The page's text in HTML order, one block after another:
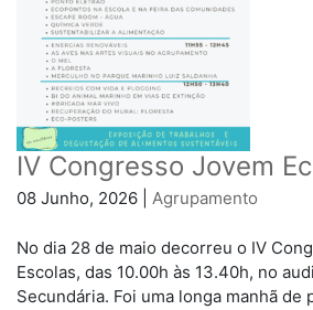
IV Congresso Jovem
08 Junho, 2026 | Agrupamento
No dia 28 de maio decorreu o IV
Escolas, das 10.00h às 13.40h, no
Secundária. Foi uma longa manhã de